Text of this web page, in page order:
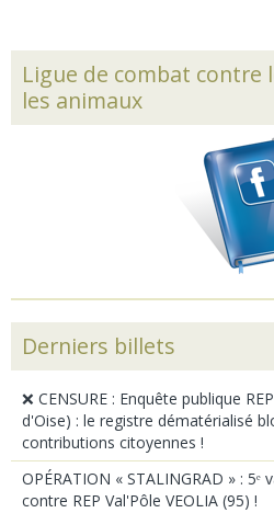
Ligue de combat contre
les animaux
Derniers billets
❌ CENSURE : Enquête publique
d'Oise) : le registre dématérialisé
contributions citoyennes !
OPÉRATION « STALINGRAD » :
contre REP Val'Pôle VEOLIA (95) !